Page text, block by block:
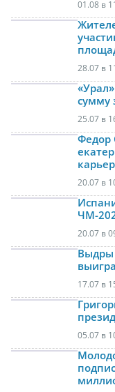
01.08 в
28.07 в
сумму
25.07 в
Федор
20.07 в
ЧМ-
20.07 в
Выдры
17.07 в
05.07 в